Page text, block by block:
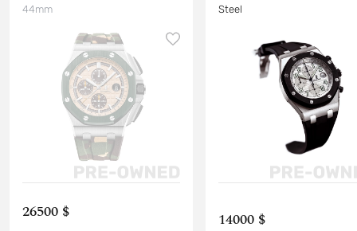
44mm
26500 $
Steel
14000 $